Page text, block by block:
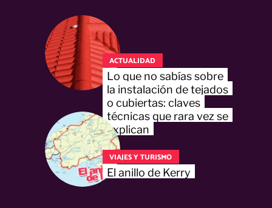
ACTUALIDAD
Lo que no sabías sobre
la instalación de tejados
o cubiertas: claves
técnicas que rara vez se
explican
VIAJES Y TURISMO
El anillo de Kerry